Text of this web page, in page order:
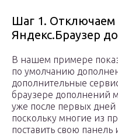
Шаг 1.
Яндекс.Браузер
В нашем примере
по умолчанию
дополнительные
браузере дополнений
уже после первых дней
поскольку многие из
поставить свою панель